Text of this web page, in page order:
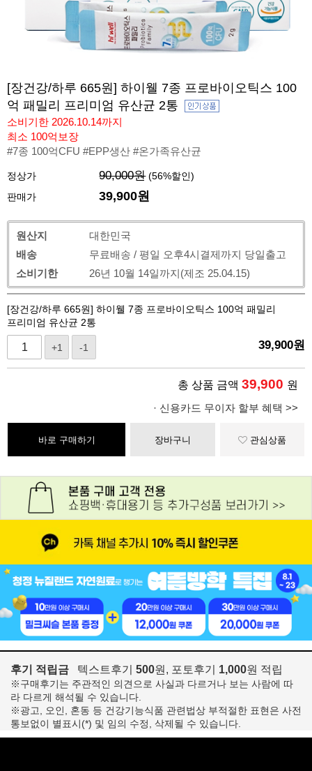
[장건강/하루 665원] 하이웰 7종 프로바이오틱스 100
억 패밀리 프리미엄 유산균 2통
소비기한 2026.10.14까지
최소 100억보장
#7종 100억CFU #EPP생산 #온가족유산균
정상가 90,000원 (56%할인)
판매가
39,900원
원산지
대한민국
배송
무료배송 / 평일 오후4시결제까지 당일출고
소비기한
26년 10월 14일까지(제조 25.04.15)
[장건강/하루 665원] 하이웰 7종 프로바이오틱스 100억 패밀리
프리미엄 유산균 2통
+1 -1 39,900원
총 상품 금액 39,900 원
· 신용카드 무이자 할부 혜택 >>
바로 구매하기 장바구니 관심상품
후기 적립금 텍스트후기 500원, 포토후기 1,000원 적립
※구매후기는 주관적인 의견으로 사실과 다르거나 보는 사람에 따
라 다르게 해석될 수 있습니다.
※광고, 오인, 혼동 등 건강기능식품 관련법상 부적절한 표현은 사전
통보없이 별표시(*) 및 임의 수정, 삭제될 수 있습니다.